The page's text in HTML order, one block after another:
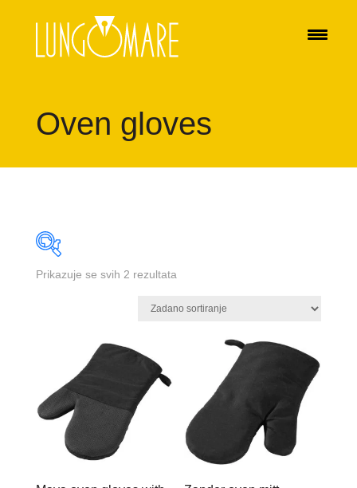
Oven gloves
Prikazuje se svih 2 rezultata